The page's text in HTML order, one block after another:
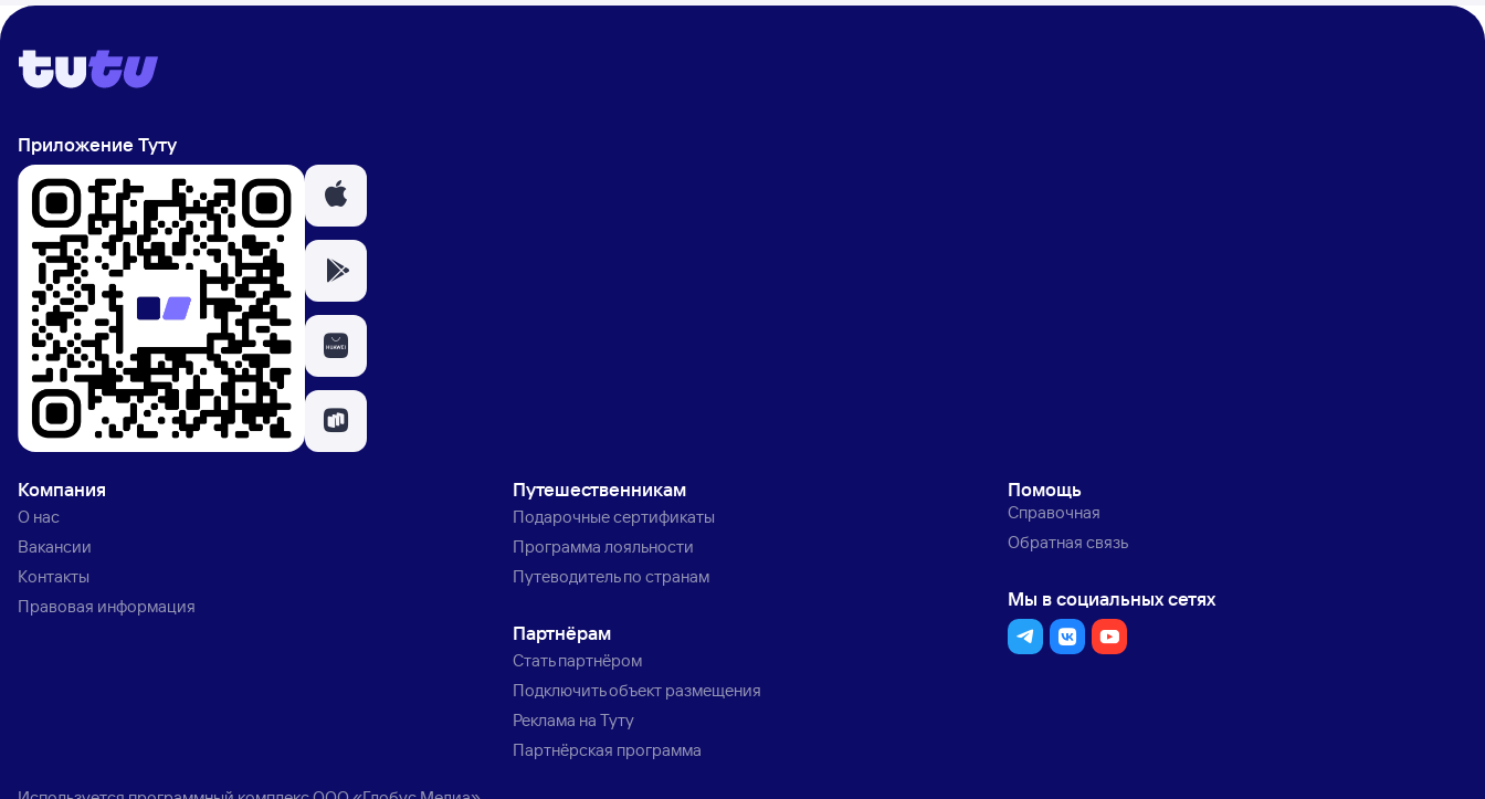
Приложение Туту
Компания
О нас
Вакансии
Контакты
Правовая информация
Путешественникам
Подарочные сертификаты
Программа лояльности
Путеводитель по странам
Партнёрам
Стать партнёром
Подключить объект размещения
Реклама на Туту
Партнёрская программа
Помощь
Справочная
Обратная связь
Мы в социальных сетях